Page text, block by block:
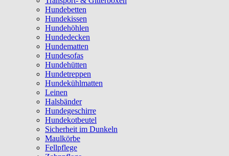
Hundebetten
Hundekissen
Hundehöhlen
Hundedecken
Hundematten
Hundesofas
Hundehütten
Hundetreppen
Hundekühlmatten
Leinen
Halsbänder
Hundegeschirre
Hundekotbeutel
Sicherheit im Dunkeln
Maulkörbe
Fellpflege